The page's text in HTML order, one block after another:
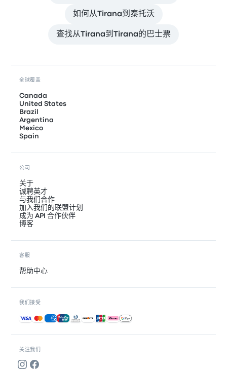
如何从Tirana到泰托沃
查找从Tirana到Tirana的巴士票
关注我们
全球覆盖
Canada
United States
Brazil
Argentina
Mexico
Spain
公司
关于
诚聘英才
与我们合作
加入我们的联盟计划
成为 API 合作伙伴
博客
客服
帮助中心
我们接受
接受的付款方式